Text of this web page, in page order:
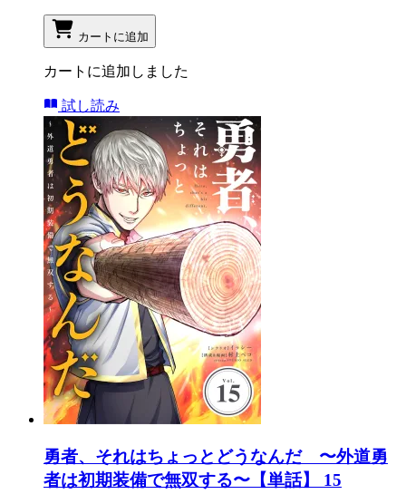
カートに追加
カートに追加しました
試し読み
勇者、それはちょっとどうなんだ 〜外道勇
者は初期装備で無双する〜【単話】 15